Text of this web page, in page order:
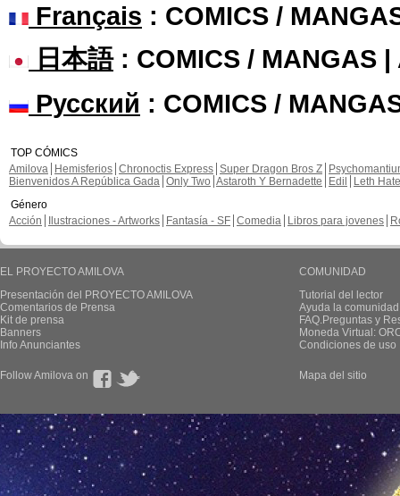
Français : COMICS /
日本語: COMICS / MANGAS |
Русский : COMICS /
TOP CÓMICS
Amilova
Hemisferios Chronoctis Express Super Dragon Bros Z
Bienvenidos A República Gada Only Two Astaroth Y Bernadette Edil
Leth Hate
Género
Acción
Ilustraciones - Artworks Fantasía - SF Comedia Libros para jovenes
EL PROYECTO AMILOVA
Presentación del PROYECTO AMILOVA
Comentarios de Prensa
Kit de prensa
Banners
Info Anunciantes
COMUNIDAD
Tutorial del lector
Ayuda la
FAQ.Preguntas y
Moneda Virtual:
Condiciones de uso
Follow Amilova on Mapa del sitio